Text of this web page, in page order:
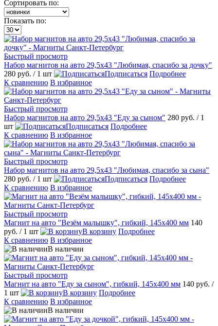
Сортировать по:
Показать по:
Быстрый просмотр
Набор магнитов на авто 29,5х43 "Любимая, спасибо за дочку"
280 руб. / 1 шт Подписаться Подробнее
К сравнению В избранное
Быстрый просмотр
Набор магнитов на авто 29,5х43 "Еду за сыном" 280 руб. / 1
шт
Подписаться Подробнее
К сравнению В избранное
Быстрый просмотр
Набор магнитов на авто 29,5х43 "Любимая, спасибо за сына"
280 руб. / 1 шт Подписаться Подробнее
К сравнению В избранное
Быстрый просмотр
Магнит на авто "Везём малышку", гибкий, 145х400 мм 140
руб. / 1 шт В корзину Подробнее
К сравнению В избранное
В наличии
Быстрый просмотр
Магнит на авто "Еду за сыном", гибкий, 145х400 мм 140 руб. /
1 шт
В корзину Подробнее
К сравнению В избранное
В наличии